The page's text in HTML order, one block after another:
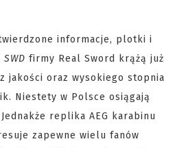
informacje, plotki i
SWD firmy Real Sword krążą już
jakości oraz wysokiego stopnia
Niestety w Polsce osiągają
replika AEG karabinu
zapewne wielu fanów